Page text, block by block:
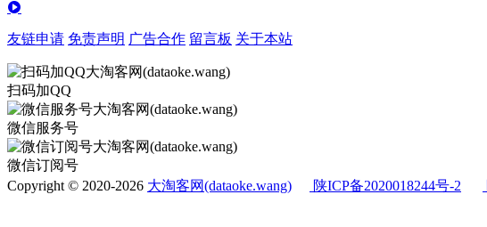
友链申请 免责声明 广告合作 留言板 关于本站
扫码加QQ
微信服务号
微信订阅号
Copyright © 2020-2026 大淘客网(dataoke.wang) 陕ICP备2020018244号-2